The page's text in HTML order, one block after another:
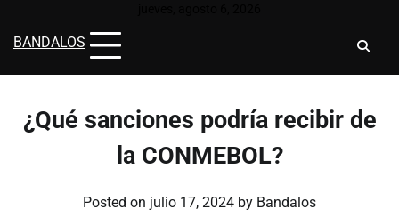
content
BANDALOS
¿Qué sanciones podría recibir de
la CONMEBOL?
Posted on julio 17, 2024 by Bandalos